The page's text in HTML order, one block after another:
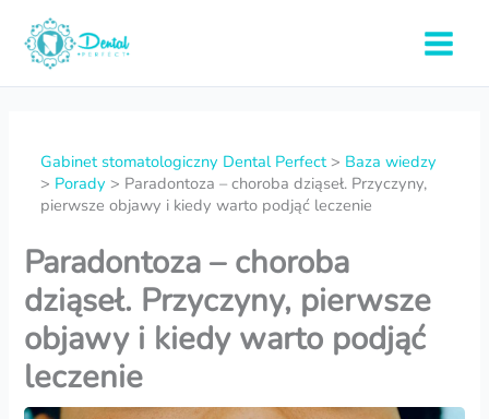
Przejdź
treści
Main
Gabinet stomatologiczny Dental Perfect> Baza wiedzy
> Porady > Paradontoza – choroba dziąseł. Przyczyny,
pierwsze objawy i kiedy warto podjąć leczenie
Paradontoza – choroba
dziąseł. Przyczyny, pierwsze
objawy i kiedy warto podjąć
leczenie